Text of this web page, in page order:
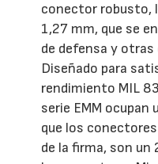
conector robusto,
1,27 mm, que se
de defensa y otras
Diseñado para
rendimiento MIL
serie EMM ocupan
que los
de la firma, son un